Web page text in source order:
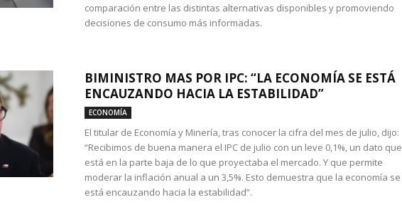
comparación entre las distintas alternativas disponibles y promoviendo
decisiones de consumo más informadas.
BIMINISTRO MAS POR IPC: “LA ECONOMÍA SE ESTÁ
ENCAUZANDO HACIA LA ESTABILIDAD”
ECONOMÍA
El titular de Economía y Minería, tras conocer la cifra del mes de julio, dijo:
“Recibimos de buena manera el IPC de julio con un leve 0,1%, un dato que
está en la parte baja de lo que proyectaba el mercado. Y que permite
moderar la inflación anual a un 3,5%. Esto demuestra que la economía se
está encauzando hacia la estabilidad”.